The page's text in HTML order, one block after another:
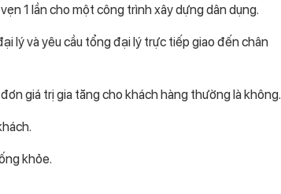
1 lần cho một công trình xây dựng dân dụng.
lý và yêu cầu tổng đại lý trực tiếp giao đến chân
giá trị gia tăng cho khách hàng thường là không.
khỏe.